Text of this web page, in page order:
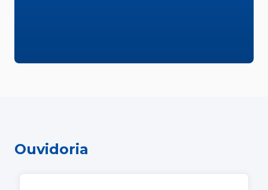
Ouvidoria